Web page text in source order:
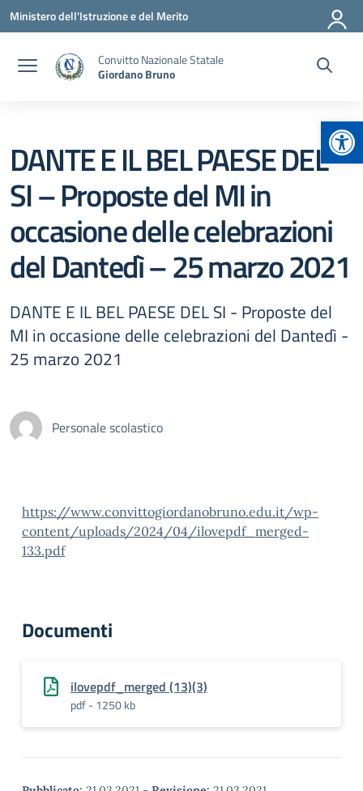
Vai ai contenuti
Vai al menu di navigazione
Vai al footer
Ministero dell'Istruzione e del Merito
Convitto Nazionale Statale
Giordano Bruno
DANTE E IL BEL PAESE DEL
SI – Proposte del MI in
occasione delle celebrazioni
del Dantedì – 25 marzo 2021
DANTE E IL BEL PAESE DEL SI - Proposte del
MI in occasione delle celebrazioni del Dantedì -
25 marzo 2021
Personale scolastico
https://www.convittogiordanobruno.edu.it/wp-
content/uploads/2024/04/ilovepdf_merged-
133.pdf
Documenti
ilovepdf_merged (13)(3)
pdf - 1250 kb